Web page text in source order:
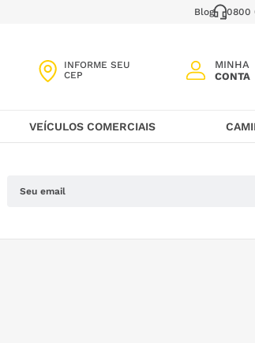
Blog 0800
INFORME SEU
CEP
VEÍCULOS COMERCIAIS